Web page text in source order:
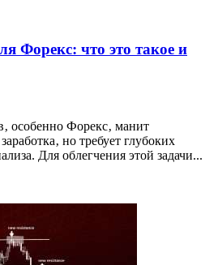
Форекс: что это такое и
особенно Форекс‚ манит
но требует глубоких
Для облегчения этой задачи...